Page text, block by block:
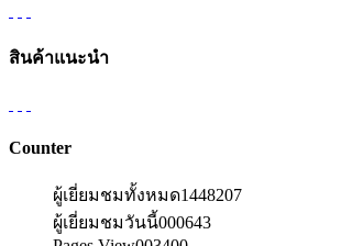
สินค้าแนะนำ
Counter
ผู้เยี่ยมชมทั้งหมด1448207
ผู้เยี่ยมชมวันนี้000643